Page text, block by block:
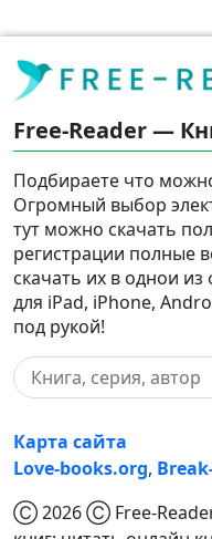
Free-Reader —
Подбираете что
Огромный выбор
тут можно скачать
регистрации полные
скачать их в однои
для iPad, iPhone,
под рукой!
Карта сайта
Love-books.org,
Ⓒ 2026 Ⓒ Free-